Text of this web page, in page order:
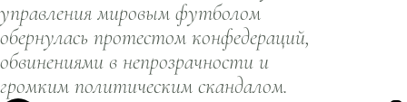
управления мировым футболом
обернулась протестом конфедераций,
обвинениями в непрозрачности и
громким политическим скандалом.